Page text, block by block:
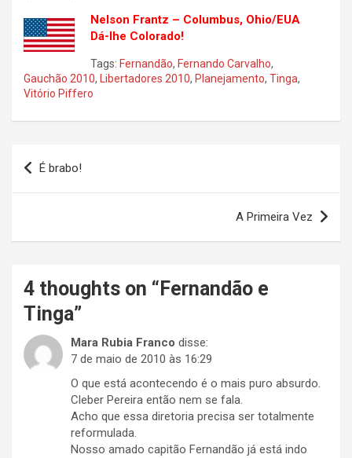
Nelson Frantz – Columbus, Ohio/EUA
Dá-lhe Colorado!
Tags: Fernandão, Fernando Carvalho,
Gauchão 2010, Libertadores 2010, Planejamento, Tinga,
Vitório Piffero
Navegação
de
É brabo!
A Primeira Vez
4 thoughts on “ Fernandão e
Tinga”
Mara Rubia Franco disse:
7 de maio de 2010 às 16:29
O que está acontecendo é o mais puro absurdo.
Cleber Pereira então nem se fala.
Acho que essa diretoria precisa ser totalmente
reformulada.
Nosso amado capitão Fernandão já está indo